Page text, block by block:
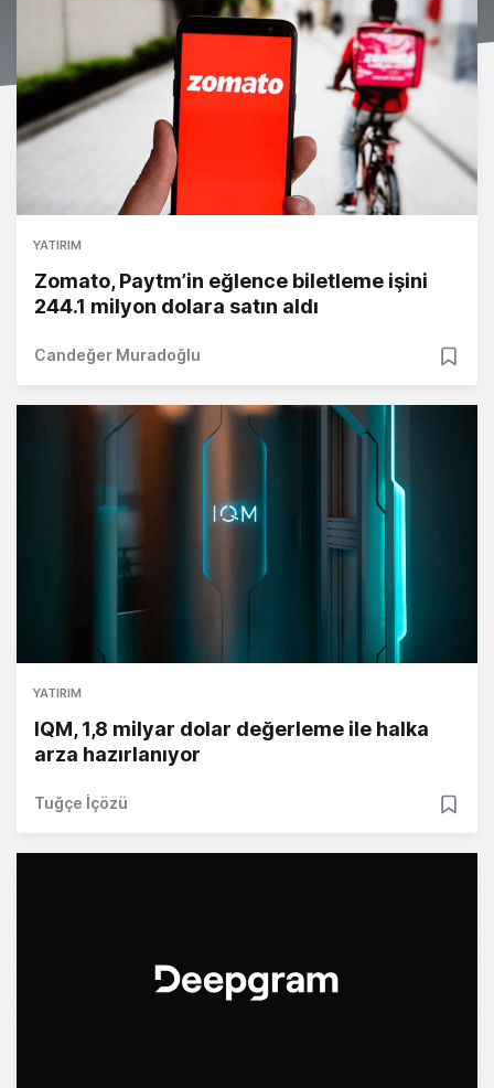
YATIRIM
Zomato, Paytm’in eğlence biletleme işini
244.1 milyon dolara satın aldı
Candeğer Muradoğlu
YATIRIM
IQM, 1,8 milyar dolar değerleme ile halka
arza hazırlanıyor
Tuğçe İçözü